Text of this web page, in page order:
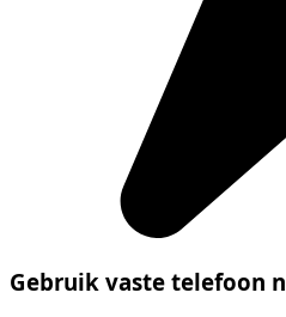
Gebruik vaste telefoon